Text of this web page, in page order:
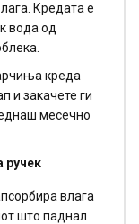
Кредата е
вода од
креда
и закачете ги
месечно
ручек
влага
што паднал